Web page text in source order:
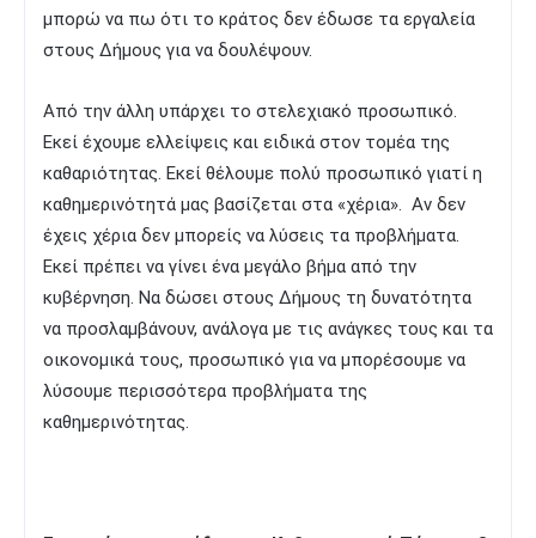
μπορώ να πω ότι το κράτος δεν έδωσε τα εργαλεία
στους Δήμους για να δουλέψουν.
Από την άλλη υπάρχει το στελεχιακό προσωπικό.
Εκεί έχουμε ελλείψεις και ειδικά στον τομέα της
καθαριότητας. Εκεί θέλουμε πολύ προσωπικό γιατί η
καθημερινότητά μας βασίζεται στα «χέρια». Αν δεν
έχεις χέρια δεν μπορείς να λύσεις τα προβλήματα.
Εκεί πρέπει να γίνει ένα μεγάλο βήμα από την
κυβέρνηση. Να δώσει στους Δήμους τη δυνατότητα
να προσλαμβάνουν, ανάλογα με τις ανάγκες τους και τα
οικονομικά τους, προσωπικό για να μπορέσουμε να
λύσουμε περισσότερα προβλήματα της
καθημερινότητας.